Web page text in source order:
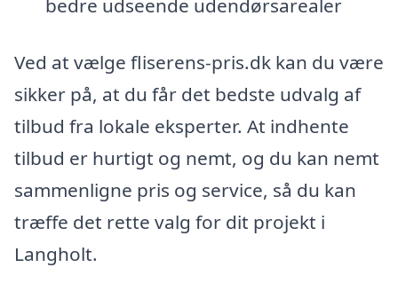
bedre udseende udendørsarealer
Ved at vælge fliserens-pris.dk kan du være
sikker på, at du får det bedste udvalg af
tilbud fra lokale eksperter. At indhente
tilbud er hurtigt og nemt, og du kan nemt
sammenligne pris og service, så du kan
træffe det rette valg for dit projekt i
Langholt.